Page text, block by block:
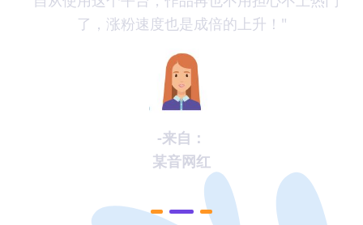
了，涨粉速度也是成倍的上升！"
-来自：
某音网红